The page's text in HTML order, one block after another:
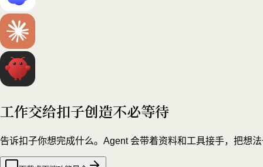
工作交给扣子创造不必等待
告诉扣子你想完成什么。Agent 会带着资料和工具接手，把想法